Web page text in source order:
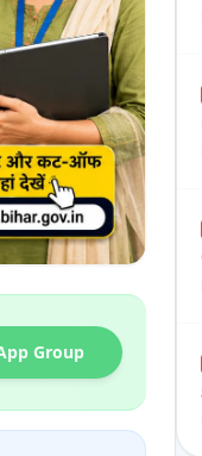
Group